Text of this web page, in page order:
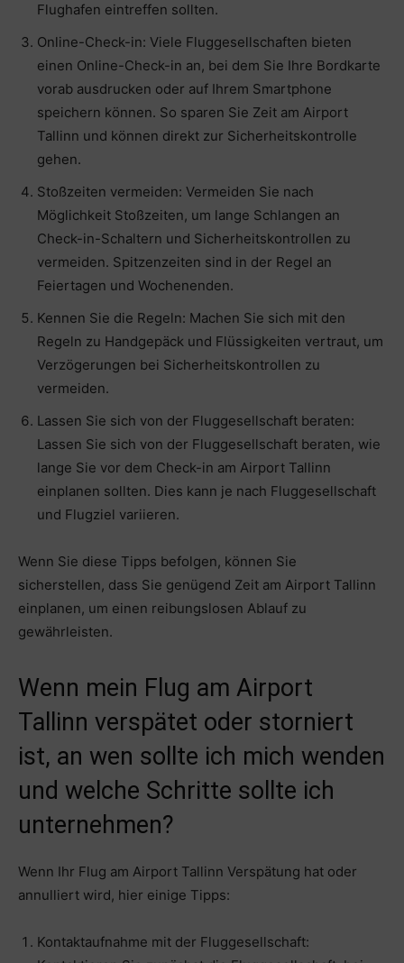
Flughafen eintreffen sollten.
Online-Check-in: Viele Fluggesellschaften bieten
einen Online-Check-in an, bei dem Sie Ihre Bordkarte
vorab ausdrucken oder auf Ihrem Smartphone
speichern können. So sparen Sie Zeit am Airport
Tallinn und können direkt zur Sicherheitskontrolle
gehen.
Stoßzeiten vermeiden: Vermeiden Sie nach
Möglichkeit Stoßzeiten, um lange Schlangen an
Check-in-Schaltern und Sicherheitskontrollen zu
vermeiden. Spitzenzeiten sind in der Regel an
Feiertagen und Wochenenden.
Kennen Sie die Regeln: Machen Sie sich mit den
Regeln zu Handgepäck und Flüssigkeiten vertraut, um
Verzögerungen bei Sicherheitskontrollen zu
vermeiden.
Lassen Sie sich von der Fluggesellschaft beraten:
Lassen Sie sich von der Fluggesellschaft beraten, wie
lange Sie vor dem Check-in am Airport Tallinn
einplanen sollten. Dies kann je nach Fluggesellschaft
und Flugziel variieren.
Wenn Sie diese Tipps befolgen, können Sie
sicherstellen, dass Sie genügend Zeit am Airport Tallinn
einplanen, um einen reibungslosen Ablauf zu
gewährleisten.
Wenn mein Flug am Airport
Tallinn verspätet oder storniert
ist, an wen sollte ich mich wenden
und welche Schritte sollte ich
unternehmen?
Wenn Ihr Flug am Airport Tallinn Verspätung hat oder
annulliert wird, hier einige Tipps:
Kontaktaufnahme mit der Fluggesellschaft: